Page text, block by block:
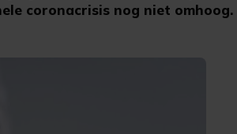
coronacrisis nog niet omhoog.